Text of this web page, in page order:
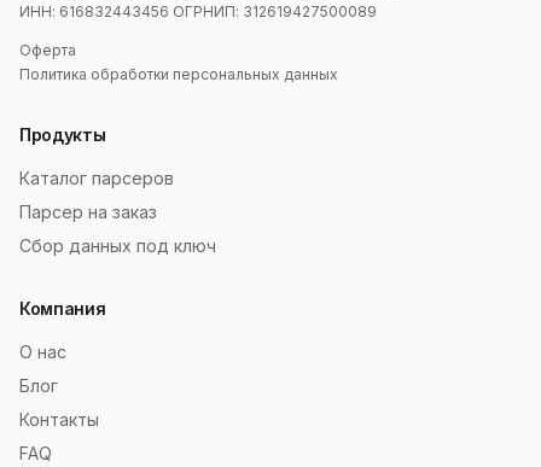
ИНН: 616832443456 ОГРНИП: 312619427500089
Оферта
Политика обработки персональных данных
Продукты
Каталог парсеров
Парсер на заказ
Сбор данных под ключ
Компания
О нас
Блог
Контакты
FAQ